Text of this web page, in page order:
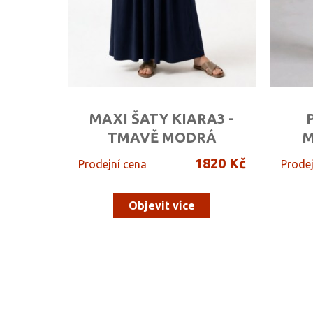
MAXI ŠATY KIARA3 -
TMAVĚ MODRÁ
Prodejní cena 1820 Kč
Objevit více